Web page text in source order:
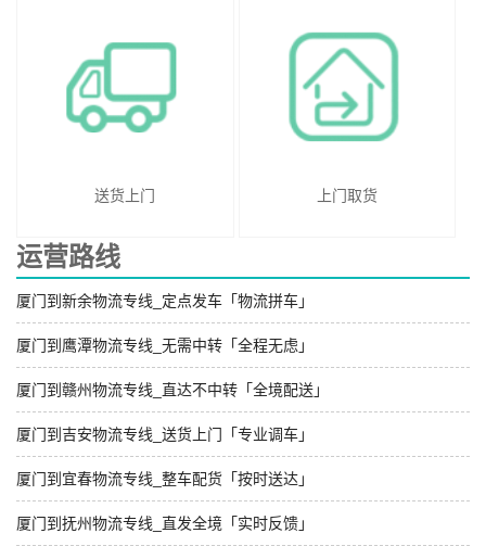
送货上门 上门取货
运营路线
厦门到新余物流专线_定点发车「物流拼车」
厦门到鹰潭物流专线_无需中转「全程无虑」
厦门到赣州物流专线_直达不中转「全境配送」
厦门到吉安物流专线_送货上门「专业调车」
厦门到宜春物流专线_整车配货「按时送达」
厦门到抚州物流专线_直发全境「实时反馈」